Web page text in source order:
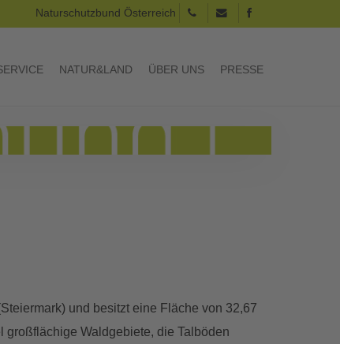
Naturschutzbund Österreich
NATUR&LAND ÜBER UNS PRESSE
und besitzt eine Fläche von 32,67
großflächige Waldgebiete, die Talböden